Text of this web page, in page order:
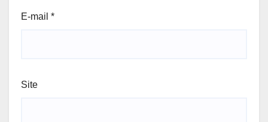
E-mail *
Site